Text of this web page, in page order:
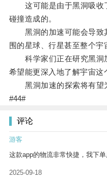
这可能是由于黑洞吸收
碰撞造成的。
黑洞的加速可能会导致
围的星球、行星甚至整个宇
科学家们正在研究黑洞
希望能更深入地了解宇宙这
黑洞加速的探索将有望
#44#
评论
游客
这款app的物流非常快捷，我下单
2025-09-18